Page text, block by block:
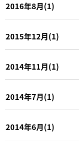
2016年8月(1)
2015年12月(1)
2014年11月(1)
2014年7月(1)
2014年6月(1)